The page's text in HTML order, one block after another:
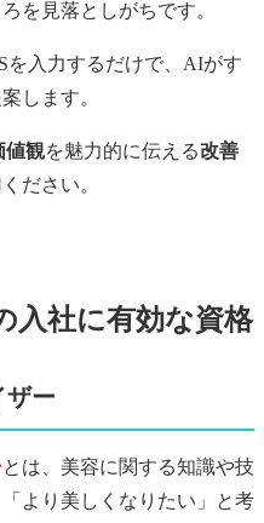
を見落としがちです。
を入力するだけで、AIがす
します。
値観を魅力的に伝える改善
ださい。
入社に有効な資格
ザー
とは、美容に関する知識や技
より美しくなりたい」と考